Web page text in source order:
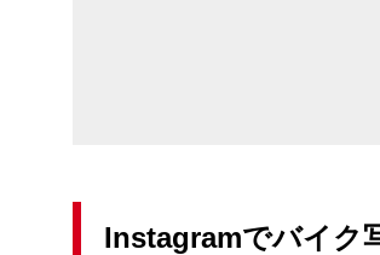
Instagramでバイク